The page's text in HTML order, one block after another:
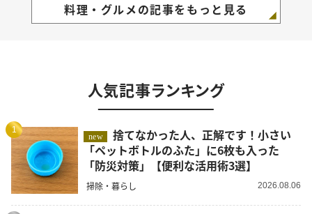
料理・グルメの記事をもっと見る
人気記事ランキング
1
new
捨てなかった人、正解です！小さい
「ペットボトルのふた」に6枚も入った
「防災対策」【便利な活用術3選】
掃除・暮らし 2026.08.06